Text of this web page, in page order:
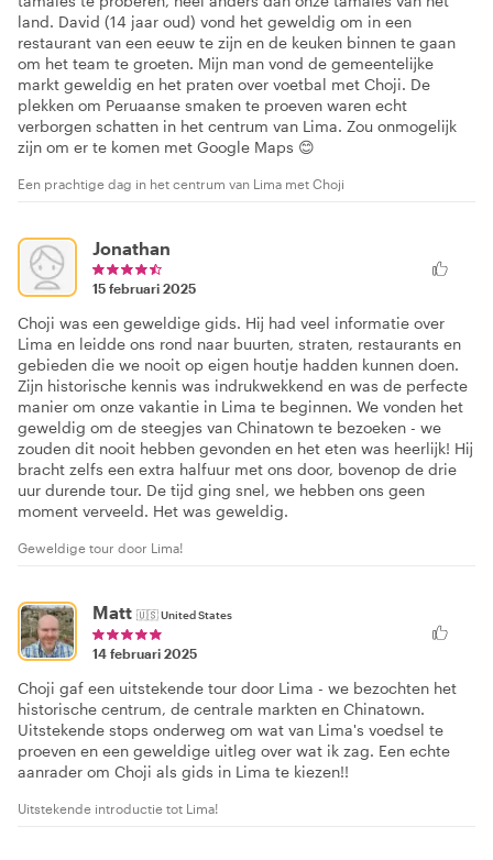
land. David (14 jaar oud) vond het geweldig om in een
restaurant van een eeuw te zijn en de keuken binnen te gaan
om het team te groeten. Mijn man vond de gemeentelijke
markt geweldig en het praten over voetbal met Choji. De
plekken om Peruaanse smaken te proeven waren echt
verborgen schatten in het centrum van Lima. Zou onmogelijk
zijn om er te komen met Google Maps 😊
Een prachtige dag in het centrum van Lima met Choji
Jonathan
15 februari 2025
Choji was een geweldige gids. Hij had veel informatie over
Lima en leidde ons rond naar buurten, straten, restaurants en
gebieden die we nooit op eigen houtje hadden kunnen doen.
Zijn historische kennis was indrukwekkend en was de perfecte
manier om onze vakantie in Lima te beginnen. We vonden het
geweldig om de steegjes van Chinatown te bezoeken - we
zouden dit nooit hebben gevonden en het eten was heerlijk! Hij
bracht zelfs een extra halfuur met ons door, bovenop de drie
uur durende tour. De tijd ging snel, we hebben ons geen
moment verveeld. Het was geweldig.
Geweldige tour door Lima!
Matt 🇺🇸United States
14 februari 2025
Choji gaf een uitstekende tour door Lima - we bezochten het
historische centrum, de centrale markten en Chinatown.
Uitstekende stops onderweg om wat van Lima's voedsel te
proeven en een geweldige uitleg over wat ik zag. Een echte
aanrader om Choji als gids in Lima te kiezen!!
Uitstekende introductie tot Lima!